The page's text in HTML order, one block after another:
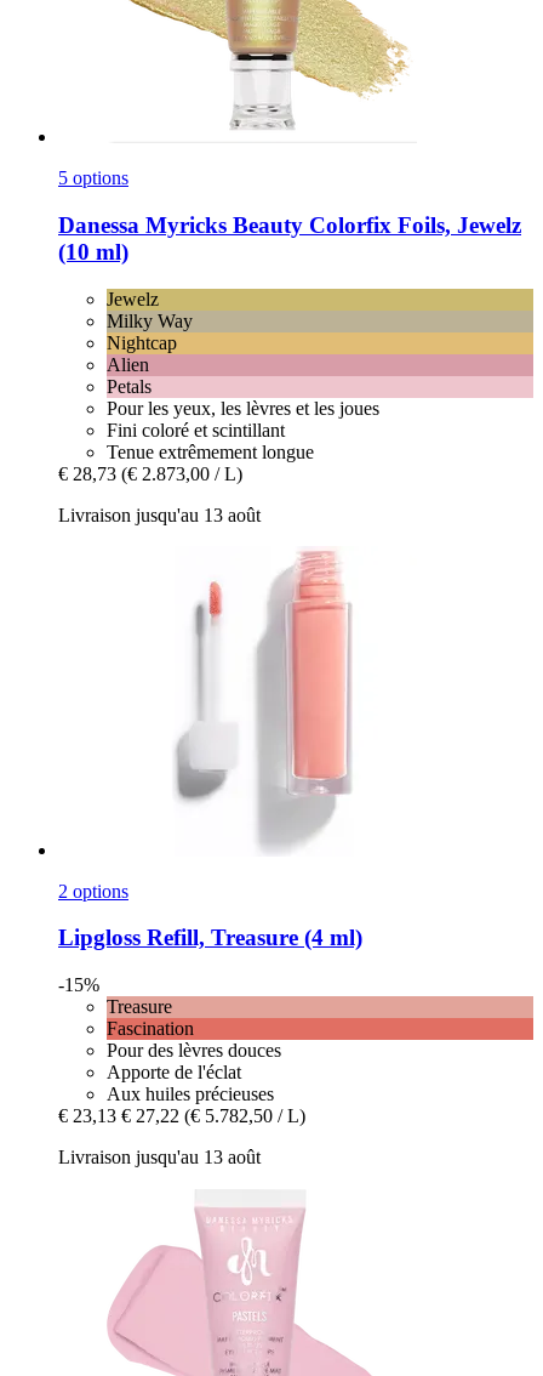
5 options
Danessa Myricks Beauty Colorfix Foils, Jewelz
(10 ml)
Jewelz
Milky Way
Nightcap
Alien
Petals
Pour les yeux, les lèvres et les joues
Fini coloré et scintillant
Tenue extrêmement longue
€ 28,73 (€ 2.873,00 / L)
Livraison jusqu'au 13 août
2 options
Lipgloss Refill, Treasure (4 ml)
-15%
Treasure
Fascination
Pour des lèvres douces
Apporte de l'éclat
Aux huiles précieuses
€ 23,13 € 27,22 (€ 5.782,50 / L)
Livraison jusqu'au 13 août